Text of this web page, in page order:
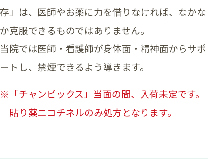
存」は、医師やお薬に力を借りなければ、なかな
か克服できるものではありません。
当院では医師・看護師が身体面・精神面からサポ
ートし、禁煙できるよう導きます。
※「チャンピックス」当面の間、入荷未定です。
貼り薬ニコチネルのみ処方となります。